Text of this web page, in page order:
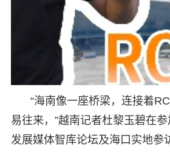
“海南像一座桥梁，连接着
易往来，”越南记者杜黎玉碧在
发展媒体智库论坛及海口实地参